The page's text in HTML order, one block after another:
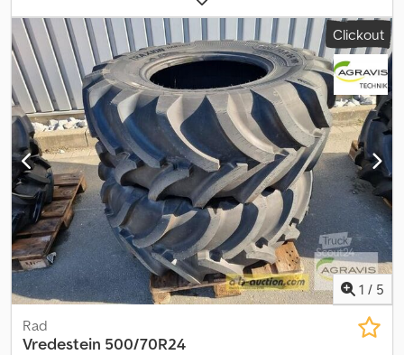
bieten Der Startpreis beträgt 100.00 EUR excl. MwSt. Registrieren
Sie sich kostenlos und bieten Sie mit. Hier geht es zur Auktion: ---
-- ----- Exciting Online Auction! Start bidding on NOW! ab-auction
Clickout
1 / 5
Rad
Vredestein 500/70R24